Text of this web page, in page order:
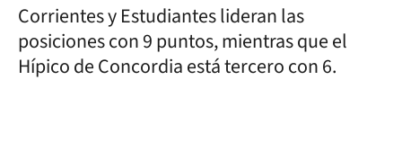
Corrientes y Estudiantes lideran las
posiciones con 9 puntos, mientras que el
Hípico de Concordia está tercero con 6.